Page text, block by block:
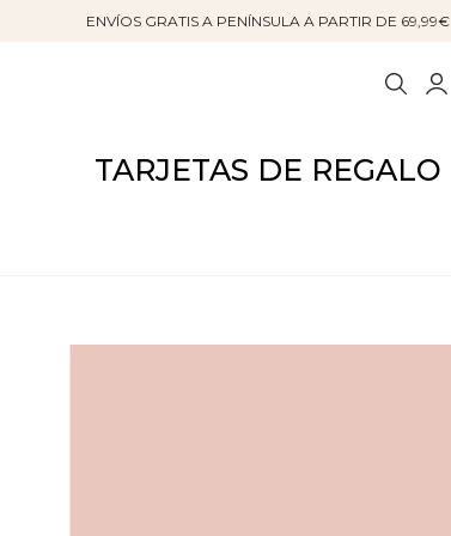
ENVÍOS GRATIS A PENÍNSULA A PARTIR DE 69,99€
TARJETAS DE REGALO